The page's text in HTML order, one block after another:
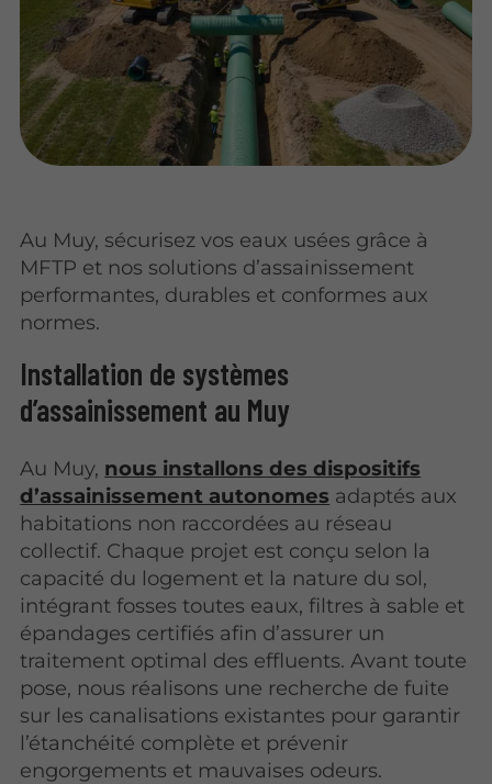
Au Muy, sécurisez vos eaux usées grâce à
MFTP et nos solutions d’assainissement
performantes, durables et conformes aux
normes.
Installation de systèmes
d’assainissement au Muy
Au Muy, nous installons des dispositifs
d’assainissement autonomes adaptés aux
habitations non raccordées au réseau
collectif. Chaque projet est conçu selon la
capacité du logement et la nature du sol,
intégrant fosses toutes eaux, filtres à sable et
épandages certifiés afin d’assurer un
traitement optimal des effluents. Avant toute
pose, nous réalisons une recherche de fuite
sur les canalisations existantes pour garantir
l’étanchéité complète et prévenir
engorgements et mauvaises odeurs.